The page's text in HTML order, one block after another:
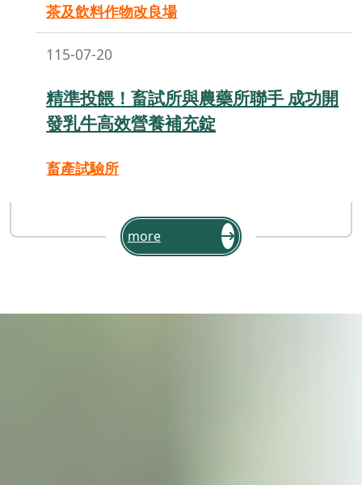
茶及飲料作物改良場
115-07-20
精準投餵！畜試所與農藥所聯手 成功開
發乳牛高效營養補充錠
畜產試驗所
more